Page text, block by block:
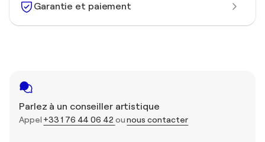
Garantie et paiement
Parlez à un conseiller artistique
Appel +33 1 76 44 06 42 ounous contacter